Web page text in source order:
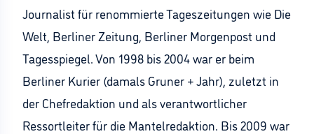
Journalist für renommierte Tageszeitungen wie Die
Welt, Berliner Zeitung, Berliner Morgenpost und
Tagesspiegel. Von 1998 bis 2004 war er beim
Berliner Kurier (damals Gruner + Jahr), zuletzt in
der Chefredaktion und als verantwortlicher
Ressortleiter für die Mantelredaktion. Bis 2009 war